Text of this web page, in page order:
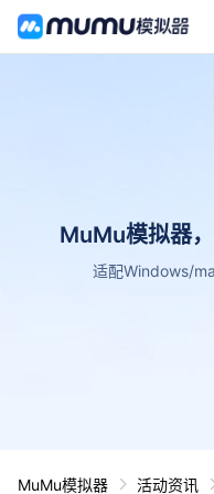
MuMu模拟器
适配Windows/
MuMu模拟器 活动资讯